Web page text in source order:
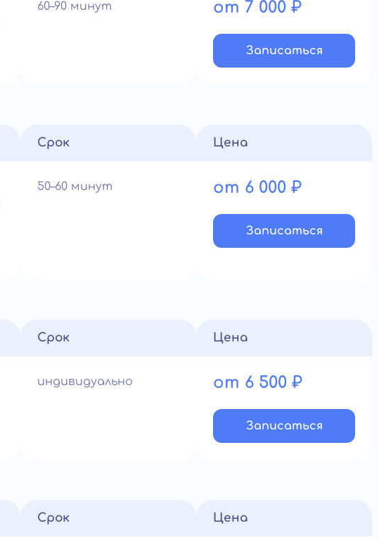
60–90 минут от 7 000 ₽
Записатьcя
Срок
50–60 минут
Цена
от 6 000 ₽
Записатьcя
Срок
индивидуально
Цена
от 6 500 ₽
Записатьcя
Срок Цена